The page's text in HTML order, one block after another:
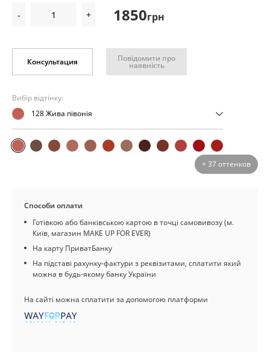
- + 1850грн
Консультация Повідомити про
наявність
Вибір відтінку:
128 Жива півонія
+ 37 оттенков
Способи оплати
Готівкою або банківською картою в точці самовивозу (м.
Київ, магазин MAKE UP FOR EVER)
На карту ПриватБанку
На підставі рахунку-фактури з реквізитами, сплатити який
можна в будь-якому банку України
На сайті можна сплатити за допомогою платформи